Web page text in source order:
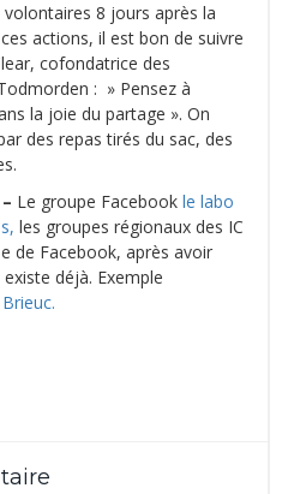
8 jours après la
actions, il est bon de suivre
cofondatrice des
: » Pensez à
la joie du partage ». On
des repas tirés du sac, des
Le groupe Facebook le labo
les groupes régionaux des IC
de Facebook, après avoir
déjà. Exemple